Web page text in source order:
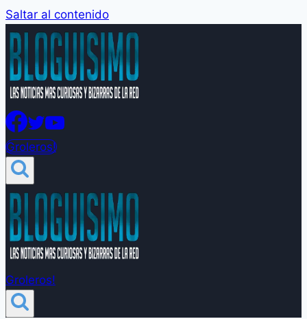
Saltar al contenido
Groleros!
Groleros!